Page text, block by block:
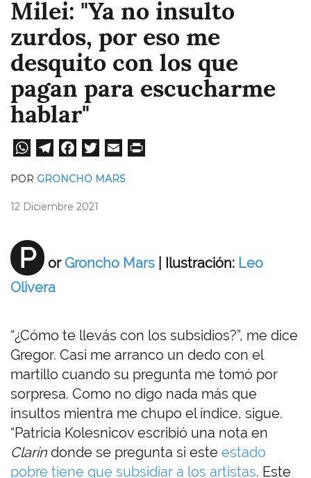
Milei: "Ya no insulto
zurdos, por eso me
desquito con los que
pagan para escucharme
hablar"
W
A
pp
Te
a
Fa
ok
POR GRONCHO MARS
12 Diciembre 2021
P or Groncho Mars |​ Ilustración: Leo
Olivera
“¿Cómo te llevás con los subsidios?”, me dice
Gregor. Casi me arranco un dedo con el
martillo cuando su pregunta me tomó por
sorpresa. Como no digo nada más que
insultos mientra me chupo el índice, sigue.
“Patricia Kolesnicov escribió una nota en
Clarín donde se pregunta si este estado
pobre tiene que subsidiar a los artistas. Este